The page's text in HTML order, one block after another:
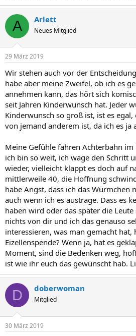
A Arlett
Neues Mitglied
29 März 2019
Wir stehen auch vor der
habe aber meine Zweifel, ob ich es
annehmen kann, das hört sich
seit Jahren Kinderwunsch hat. Jeder
Kinderwunsch so groß ist, ist es
von jemand anderem ist, da ich es ja
Meine Gefühle fahren Achterbahn
ich bin so weit, ich wage den Schritt
wieder, vielleicht klappt es doch auf
mittlerweile 40, die Hoffnung
habe Angst, dass ich das Würmchen
auch wenn ich es austrage. Dass es
haben wird oder das später die
nichts von dir und ich das genauso
interessieren, was man gemacht hat,
Eizellenspende? Wenn ja, hat es
Moment, sind die Bedenken weg,
ist wie ihr euch das gewünscht hab.
D doberwoman
Mitglied
30 März 2019